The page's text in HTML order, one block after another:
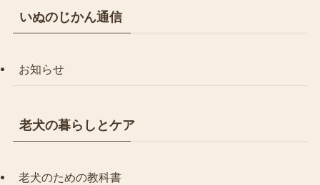
いぬのじかん通信
お知らせ
老犬の暮らしとケア
老犬のための教科書